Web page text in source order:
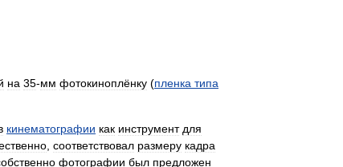
на 35-мм фотокиноплёнку (пленка типа
кинематографии как инструмент для
, соответствовал размеру кадра
фотографии был предложен